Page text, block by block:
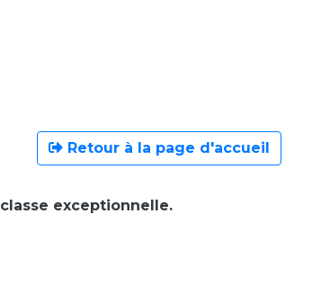
Retour à la page d'accueil
exceptionnelle.